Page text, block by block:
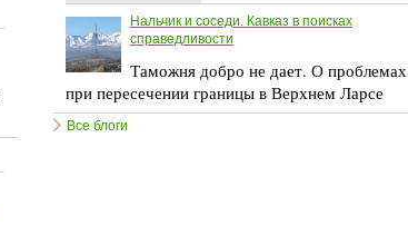
Нальчик и соседи. Кавказ в поисках
справедливости
Таможня добро не дает. О проблемах
при пересечении границы в Верхнем Ларсе
Все блоги